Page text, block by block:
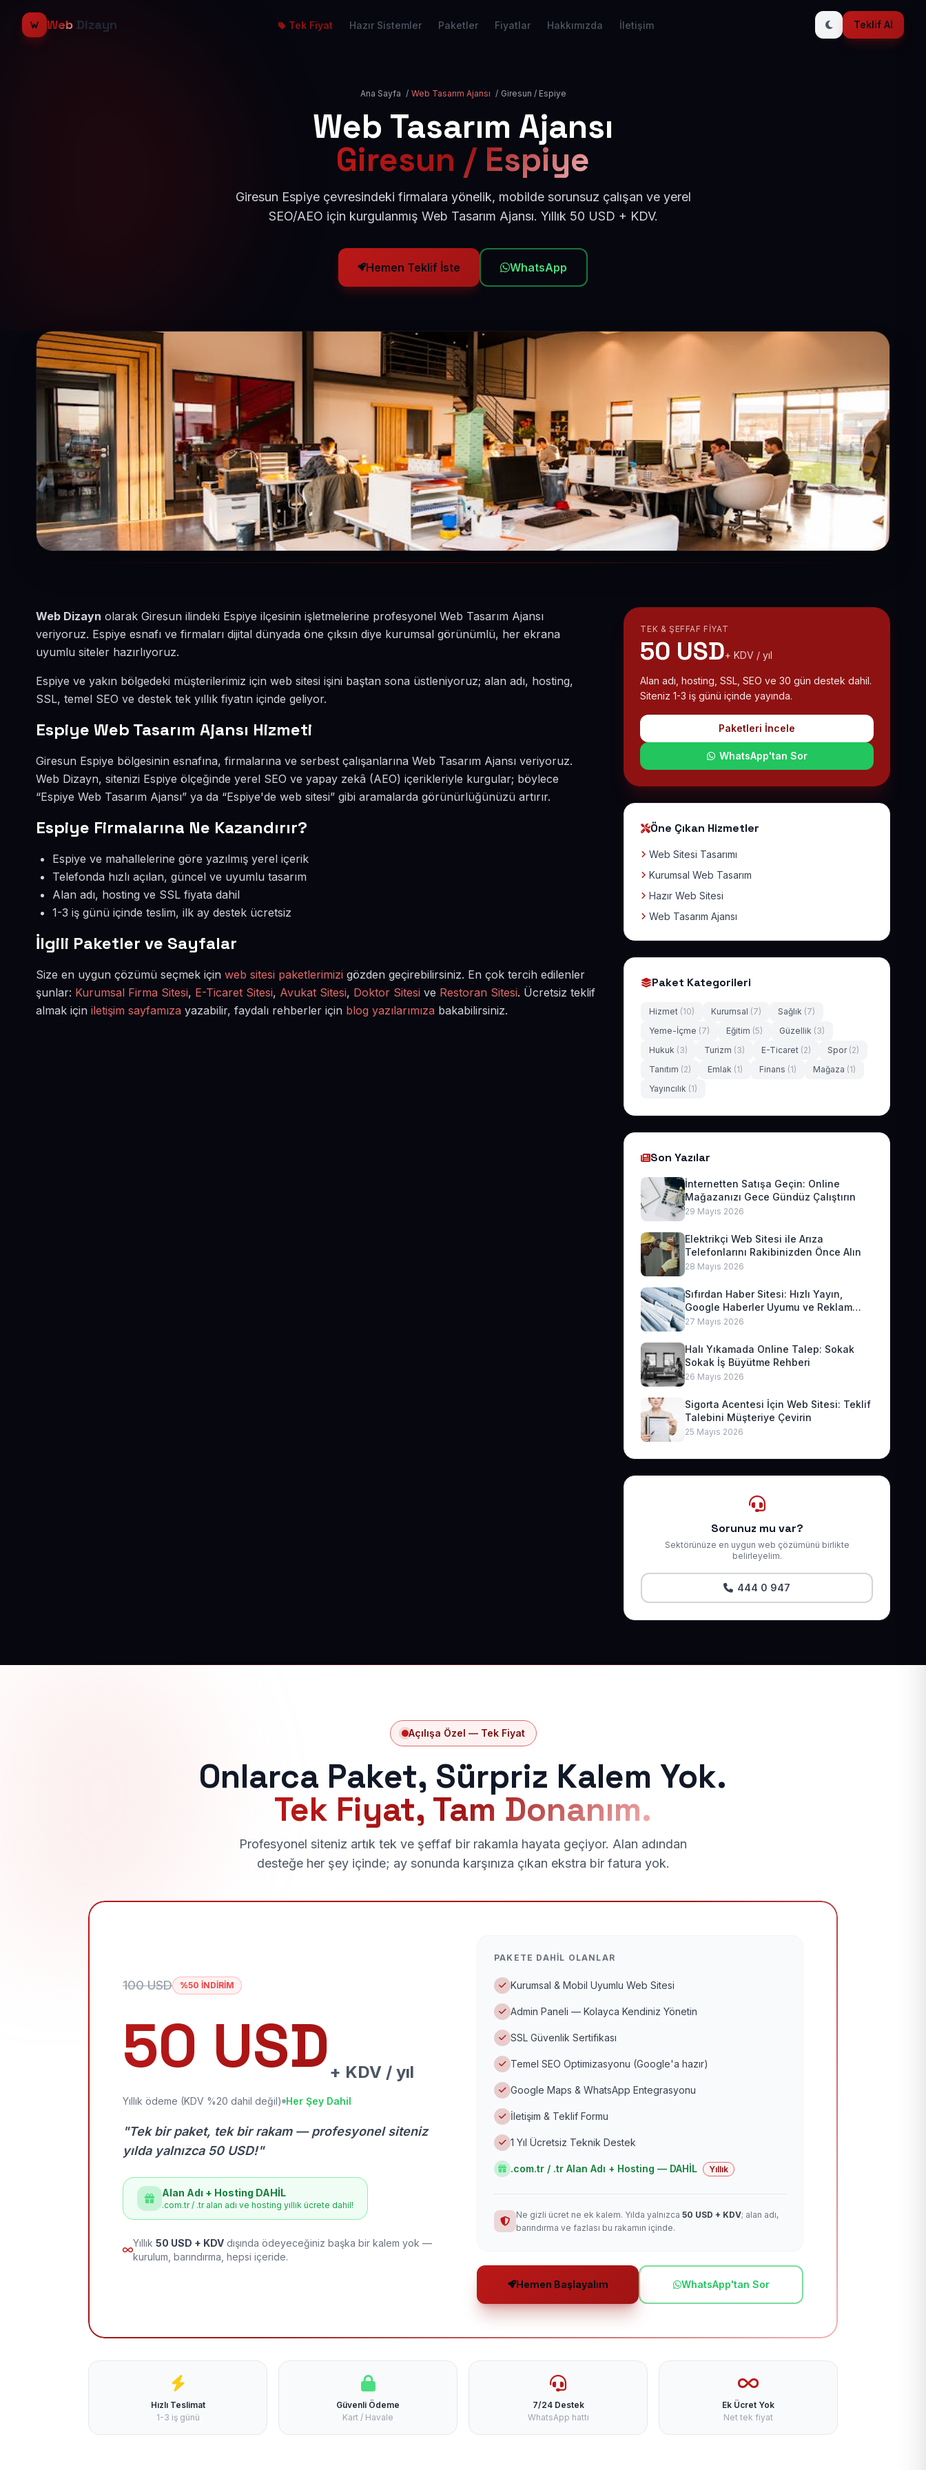
Web Dizayn Tek Fiyat Hazır Sistemler Paketler Fiyatlar Hakkımızda İletişim Teklif Al
Ana Sayfa / Web Tasarım Ajansı / Giresun / Espiye
Web Tasarım Ajansı
Giresun / Espiye
Giresun Espiye çevresindeki firmalara yönelik, mobilde sorunsuz çalışan ve yerel
SEO/AEO için kurgulanmış Web Tasarım Ajansı. Yıllık 50 USD + KDV.
Hemen Teklif İste WhatsApp
Web Dizayn olarak Giresun ilindeki Espiye ilçesinin işletmelerine profesyonel Web Tasarım Ajansı
veriyoruz. Espiye esnafı ve firmaları dijital dünyada öne çıksın diye kurumsal görünümlü, her ekrana
uyumlu siteler hazırlıyoruz.
Espiye ve yakın bölgedeki müşterilerimiz için web sitesi işini baştan sona üstleniyoruz; alan adı, hosting,
SSL, temel SEO ve destek tek yıllık fiyatın içinde geliyor.
Espiye Web Tasarım Ajansı Hizmeti
Giresun Espiye bölgesinin esnafına, firmalarına ve serbest çalışanlarına Web Tasarım Ajansı veriyoruz.
Web Dizayn, sitenizi Espiye ölçeğinde yerel SEO ve yapay zekâ (AEO) içerikleriyle kurgular; böylece
“Espiye Web Tasarım Ajansı” ya da “Espiye'de web sitesi” gibi aramalarda görünürlüğünüzü artırır.
Espiye Firmalarına Ne Kazandırır?
Espiye ve mahallelerine göre yazılmış yerel içerik
Telefonda hızlı açılan, güncel ve uyumlu tasarım
Alan adı, hosting ve SSL fiyata dahil
1-3 iş günü içinde teslim, ilk ay destek ücretsiz
İlgili Paketler ve Sayfalar
Size en uygun çözümü seçmek için web sitesi paketlerimizi gözden geçirebilirsiniz. En çok tercih edilenler
şunlar: Kurumsal Firma Sitesi, E-Ticaret Sitesi, Avukat Sitesi, Doktor Sitesi ve Restoran Sitesi. Ücretsiz teklif
almak için iletişim sayfamıza yazabilir, faydalı rehberler için blog yazılarımıza bakabilirsiniz.
TEK & ŞEFFAF FIYAT
50 USD+ KDV / yıl
Alan adı, hosting, SSL, SEO ve 30 gün destek dahil.
Siteniz 1-3 iş günü içinde yayında.
Paketleri İncele
WhatsApp'tan Sor
Öne Çıkan Hizmetler
Web Sitesi Tasarımı
Kurumsal Web Tasarım
Hazır Web Sitesi
Web Tasarım Ajansı
Paket Kategorileri
Hizmet (10) Kurumsal (7) Sağlık (7)
Yeme-İçme (7) Eğitim (5) Güzellik (3)
Hukuk (3) Turizm (3) E-Ticaret (2) Spor (2)
Tanıtım (2) Emlak (1) Finans (1) Mağaza (1)
Yayıncılık (1)
Son Yazılar
İnternetten Satışa Geçin: Online
Mağazanızı Gece Gündüz Çalıştırın
29 Mayıs 2026
Elektrikçi Web Sitesi ile Arıza
Telefonlarını Rakibinizden Önce Alın
28 Mayıs 2026
Sıfırdan Haber Sitesi: Hızlı Yayın,
Google Haberler Uyumu ve Reklam
Geliri
27 Mayıs 2026
Halı Yıkamada Online Talep: Sokak
Sokak İş Büyütme Rehberi
26 Mayıs 2026
Sigorta Acentesi İçin Web Sitesi: Teklif
Talebini Müşteriye Çevirin
25 Mayıs 2026
Sorunuz mu var?
Sektörünüze en uygun web çözümünü birlikte
belirleyelim.
444 0 947
Açılışa Özel — Tek Fiyat
Onlarca Paket, Sürpriz Kalem Yok.
Tek Fiyat, Tam Donanım.
Profesyonel siteniz artık tek ve şeffaf bir rakamla hayata geçiyor. Alan adından
desteğe her şey içinde; ay sonunda karşınıza çıkan ekstra bir fatura yok.
100 USD %50 İNDİRİM
50 USD + KDV / yıl
Yıllık ödeme (KDV %20 dahil değil) Her Şey Dahil
"Tek bir paket, tek bir rakam — profesyonel siteniz
yılda yalnızca 50 USD!"
Alan Adı + Hosting DAHİL
.com.tr / .tr alan adı ve hosting yıllık ücrete dahil!
Yıllık 50 USD + KDV dışında ödeyeceğiniz başka bir kalem yok —
kurulum, barındırma, hepsi içeride.
PAKETE DAHIL OLANLAR
Kurumsal & Mobil Uyumlu Web Sitesi
Admin Paneli — Kolayca Kendiniz Yönetin
SSL Güvenlik Sertifikası
Temel SEO Optimizasyonu (Google'a hazır)
Google Maps & WhatsApp Entegrasyonu
İletişim & Teklif Formu
1 Yıl Ücretsiz Teknik Destek
.com.tr / .tr Alan Adı + Hosting — DAHİL Yıllık
Ne gizli ücret ne ek kalem. Yılda yalnızca 50 USD + KDV; alan adı,
barındırma ve fazlası bu rakamın içinde.
Hemen Başlayalım WhatsApp'tan Sor
Hızlı Teslimat
1-3 iş günü
Güvenli Ödeme
Kart / Havale
7/24 Destek
WhatsApp hattı
Ek Ücret Yok
Net tek fiyat